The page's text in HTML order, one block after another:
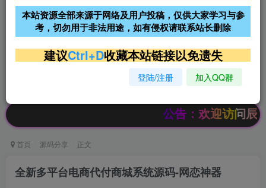
阿里云2核2G200M服务器68元/
年
雨云高防免备案服务器
超低价文字广告位招租 超低价文字广告位招租
超低价文字广告位招租
公告：欢迎访问辰光资源
首页 源码分享 正文
全新多平台电商代付商城系统源码-网恋神器
本站资源全部来源于网络及用户投稿，仅供大家学习与参
考，切勿用于非法用途，如有侵权请联系站长删除
建议Ctrl+D收藏本站链接以免遗失
登陆/注册 加入QQ群